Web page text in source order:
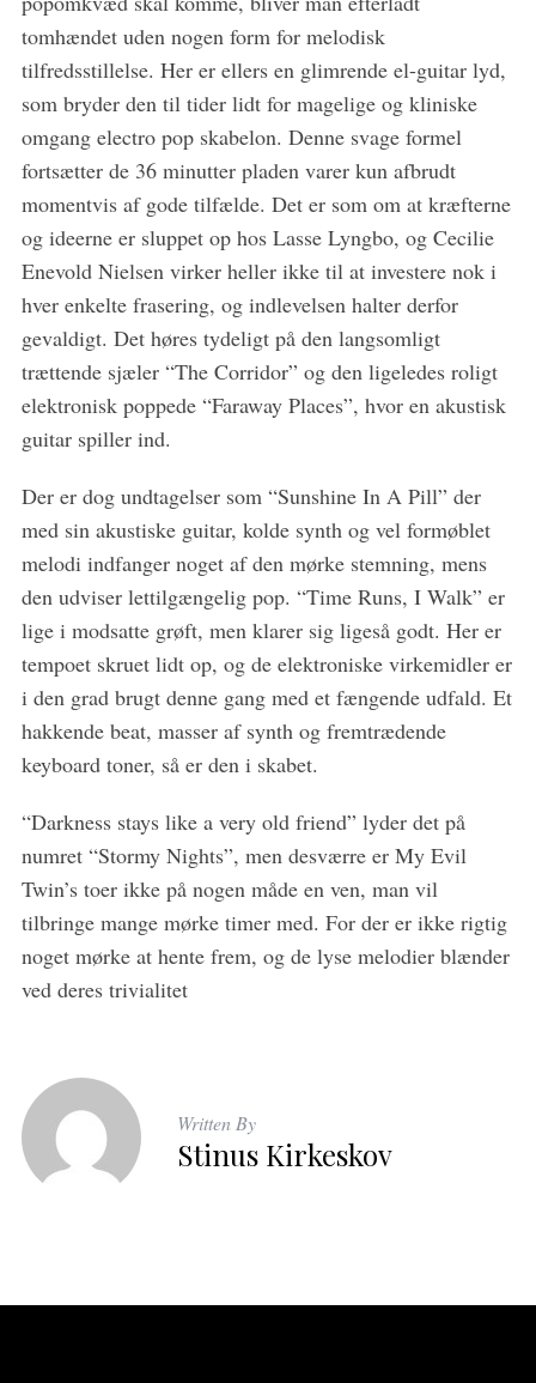
tomhændet uden nogen form for melodisk
tilfredsstillelse. Her er ellers en glimrende el-guitar lyd,
som bryder den til tider lidt for magelige og kliniske
omgang electro pop skabelon. Denne svage formel
fortsætter de 36 minutter pladen varer kun afbrudt
momentvis af gode tilfælde. Det er som om at kræfterne
og ideerne er sluppet op hos Lasse Lyngbo, og Cecilie
Enevold Nielsen virker heller ikke til at investere nok i
hver enkelte frasering, og indlevelsen halter derfor
gevaldigt. Det høres tydeligt på den langsomligt
trættende sjæler “The Corridor” og den ligeledes roligt
elektronisk poppede “Faraway Places”, hvor en akustisk
guitar spiller ind.
Der er dog undtagelser som “Sunshine In A Pill” der
med sin akustiske guitar, kolde synth og vel formøblet
melodi indfanger noget af den mørke stemning, mens
den udviser lettilgængelig pop. “Time Runs, I Walk” er
lige i modsatte grøft, men klarer sig ligeså godt. Her er
tempoet skruet lidt op, og de elektroniske virkemidler er
i den grad brugt denne gang med et fængende udfald. Et
hakkende beat, masser af synth og fremtrædende
keyboard toner, så er den i skabet.
“Darkness stays like a very old friend” lyder det på
numret “Stormy Nights”, men desværre er My Evil
Twin’s toer ikke på nogen måde en ven, man vil
tilbringe mange mørke timer med. For der er ikke rigtig
noget mørke at hente frem, og de lyse melodier blænder
ved deres trivialitet
Written By
Stinus Kirkeskov